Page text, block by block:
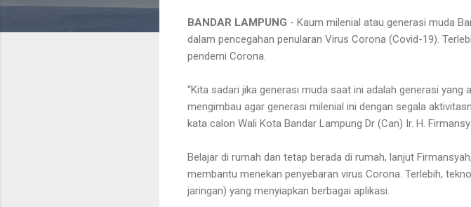
BANDAR LAMPUNG - Kaum milenial atau generasi muda
dalam pencegahan penularan Virus Corona (Covid-19).
pendemi Corona.
“Kita sadari jika generasi muda saat ini adalah generasi
mengimbau agar generasi milenial ini dengan segala
kata calon Wali Kota Bandar Lampung Dr (Can) Ir. H.
Belajar di rumah dan tetap berada di rumah, lanjut
membantu menekan penyebaran virus Corona. Terlebih,
jaringan) yang menyiapkan berbagai aplikasi.